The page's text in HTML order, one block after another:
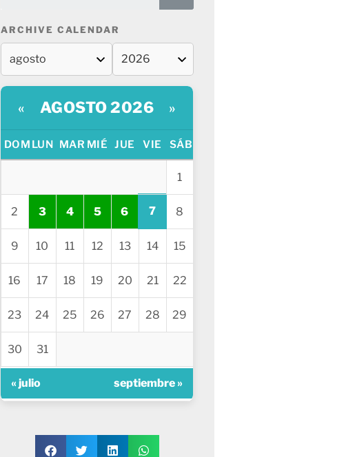
ARCHIVE CALENDAR
« AGOSTO 2026 »
DOM LUN MAR MIÉ JUE VIE SÁB
1
2 3 4 5 6 7 8
9 10 11 12 13 14 15
16 17 18 19 20 21 22
23 24 25 26 27 28 29
30 31
« julio septiembre »